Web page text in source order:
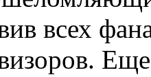
всех